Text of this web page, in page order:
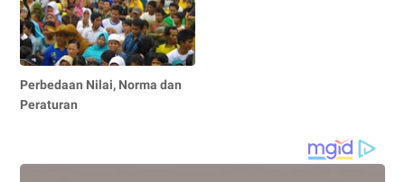
Perbedaan Nilai, Norma dan
Peraturan